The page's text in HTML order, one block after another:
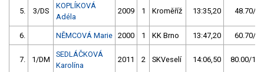
5. 3/DS
KOPLÍKOVÁ
Adéla
2009 1 Kroměříž 13:35,20 48.70/
6. NĚMCOVÁ Marie 2000 1 KK Brno 13:47,20 60.70/
7. 1/DM
SEDLÁČKOVÁ
Karolína
2011 2 SKVeselí 14:06,50 80.00/